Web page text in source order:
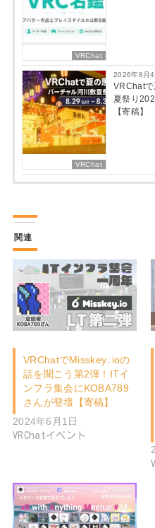
VRChat
VRChat
2026年8月4
VRChat
夏祭り
【寄稿】
関連
VRChatでMisskey․ioの
話を聞こう第2弾！ITイ
ンフラ集会にKOBA789
さんが登壇【寄稿】
2024年6月1日
VRChatイベント